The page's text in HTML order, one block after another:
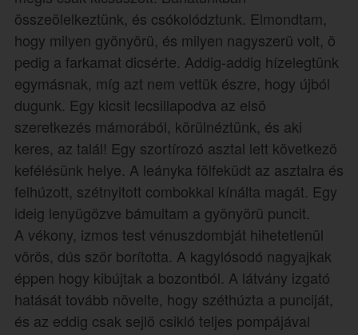
összeölelkeztünk, és csókolództunk. Elmondtam,
hogy milyen gyönyörü, és milyen nagyszerü volt, ö
pedig a farkamat dicsérte. Addig-addig hízelegtünk
egymásnak, míg azt nem vettük észre, hogy újból
dugunk. Egy kicsit lecsillapodva az elsö
szeretkezés mámorából, körülnéztünk, és aki
keres, az talál! Egy szortírozó asztal lett következö
kefélésünk helye. A leányka fölfeküdt az asztalra és
felhúzott, szétnyitott combokkal kínálta magát. Egy
ideig lenyügözve bámultam a gyönyörü puncit.
A vékony, izmos test vénuszdombját hihetetlenül
vörös, dús ször borította. A kagylósodó nagyajkak
éppen hogy kibújtak a bozontból. A látvány izgató
hatását tovább növelte, hogy széthúzta a punciját,
és az eddig csak sejlö csikló teljes pompájával